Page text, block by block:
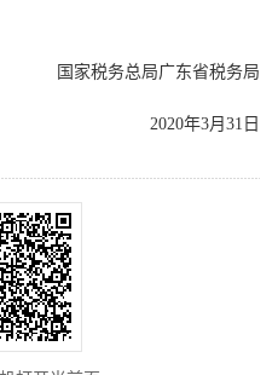
国家税务总局广东省税务局
2020年3月31日